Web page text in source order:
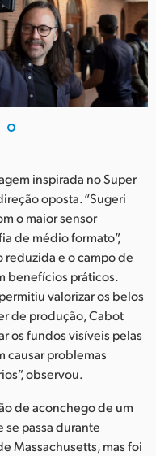
inspirada no Super
oposta. “Sugeri
o maior sensor
de médio formato”,
e o campo de
benefícios práticos.
valorizar os belos
de produção, Cabot
os fundos visíveis pelas
causar problemas
observou.
de aconchego de um
se passa durante
Massachusetts, mas foi